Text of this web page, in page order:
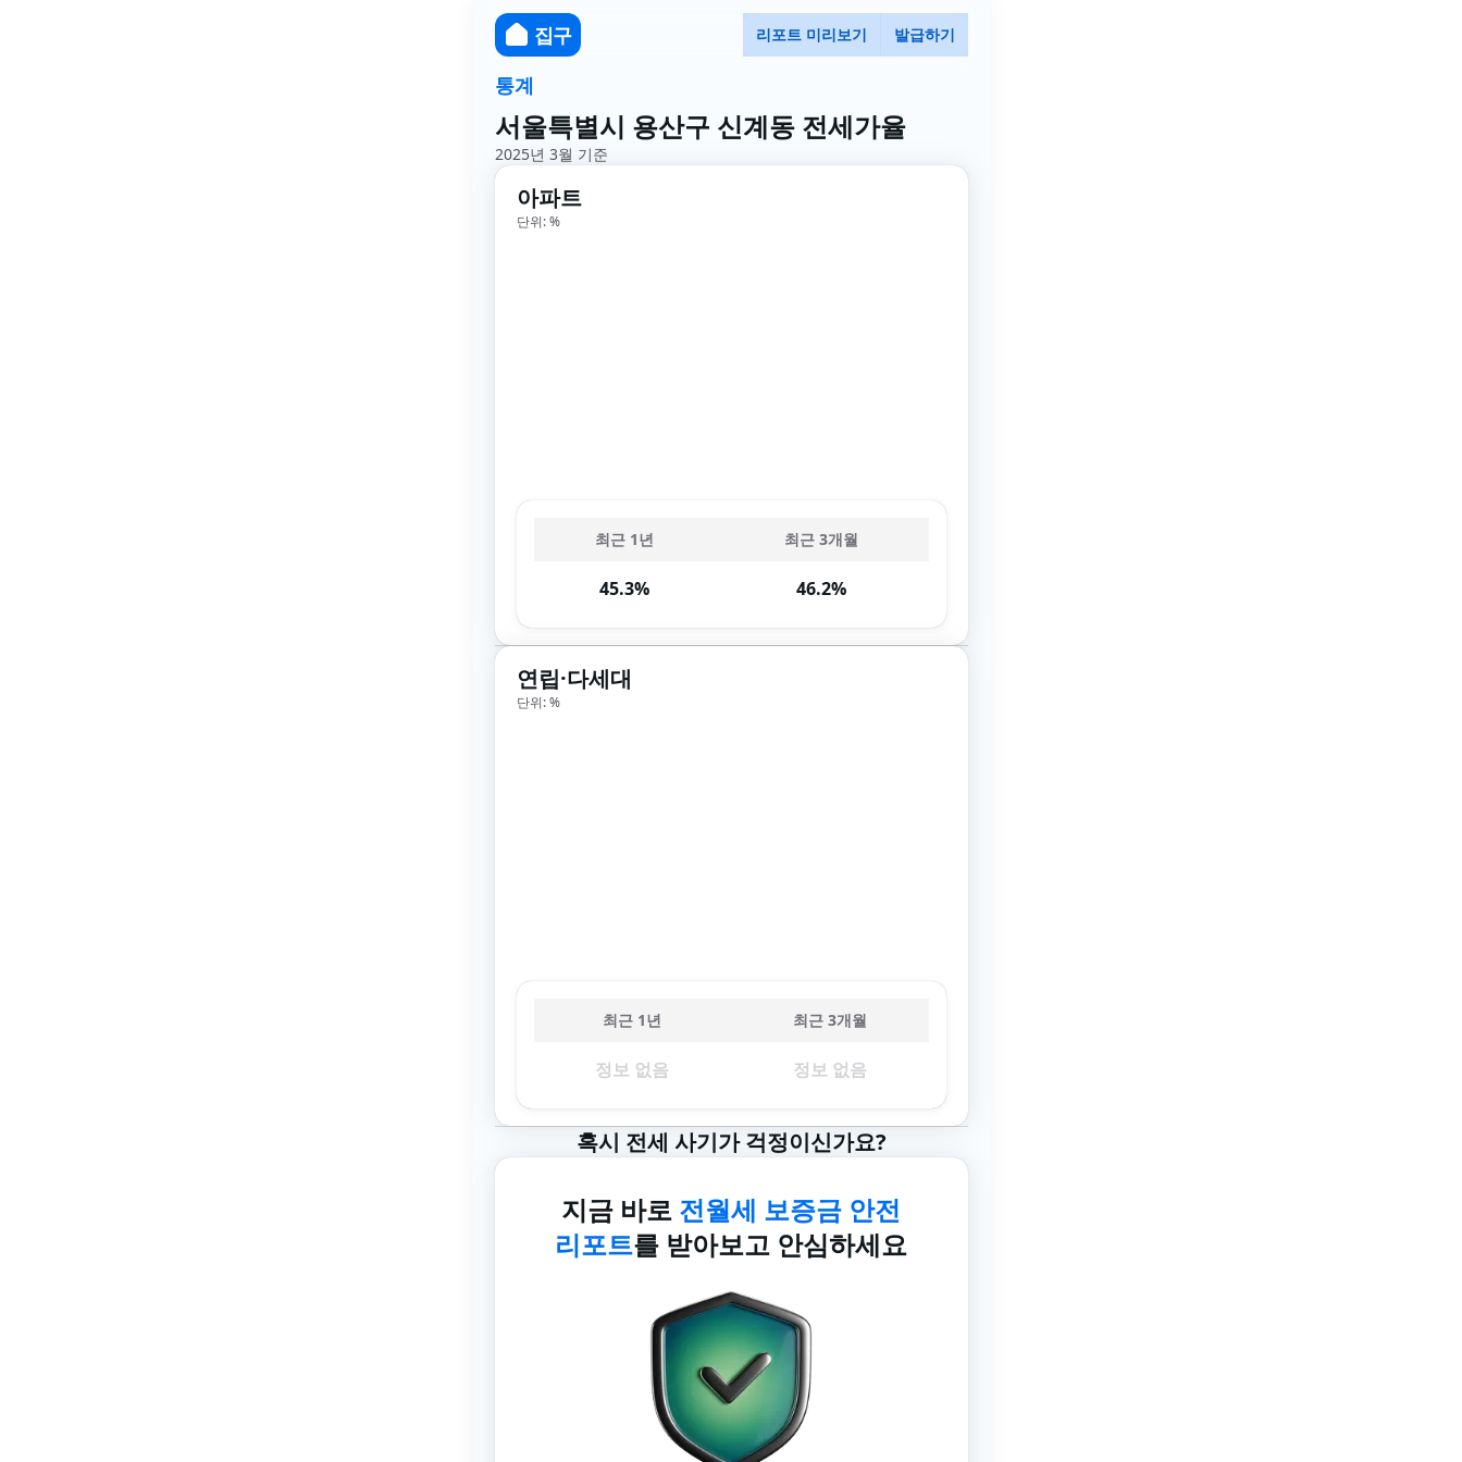
집구 리포트 미리보기 발급하기
통계
서울특별시 용산구 신계동 전세가율
2025년 3월 기준
아파트
단위: %
최근 1년 최근 3개월
45.3% 46.2%
연립·다세대
단위: %
최근 1년 최근 3개월
정보 없음 정보 없음
혹시 전세 사기가 걱정이신가요?
지금 바로 전월세 보증금 안전
리포트를 받아보고 안심하세요